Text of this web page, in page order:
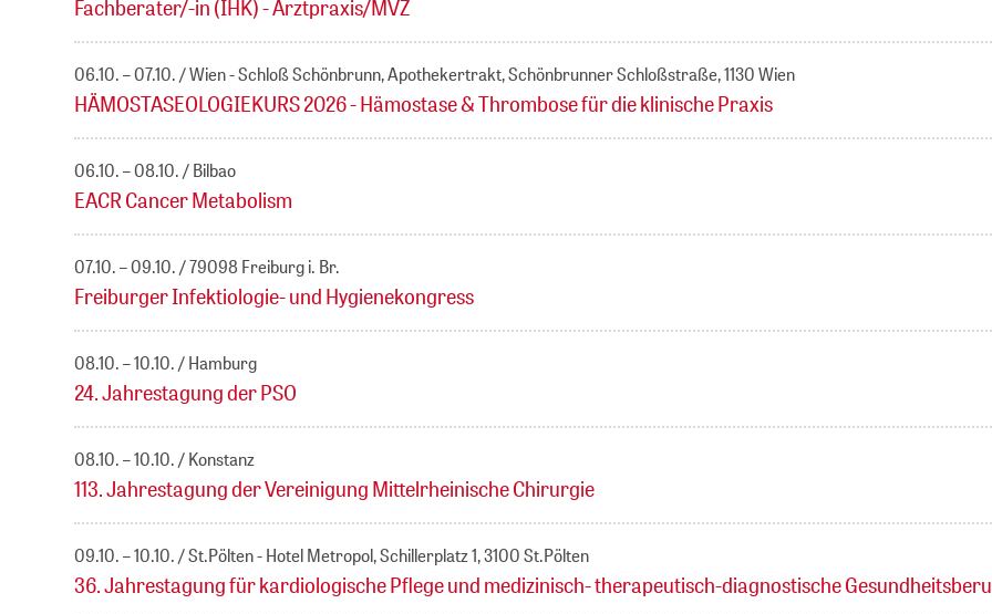
Fachberater/-in (IHK) - Arztpraxis/MVZ
06.10. – 07.10. Wien - Schloß Schönbrunn, Apothekertrakt, Schönbrunner Schloßstraße, 1130 Wien
HÄMOSTASEOLOGIEKURS 2026 - Hämostase & Thrombose für die klinische Praxis
06.10. – 08.10. Bilbao
EACR Cancer Metabolism
07.10. – 09.10. 79098 Freiburg i. Br.
Freiburger Infektiologie- und Hygienekongress
08.10. – 10.10. Hamburg
24. Jahrestagung der PSO
08.10. – 10.10. Konstanz
113. Jahrestagung der Vereinigung Mittelrheinische Chirurgie
09.10. – 10.10. St.Pölten - Hotel Metropol, Schillerplatz 1, 3100 St.Pölten
36. Jahrestagung für kardiologische Pflege und medizinisch- therapeutisch-diagnostische